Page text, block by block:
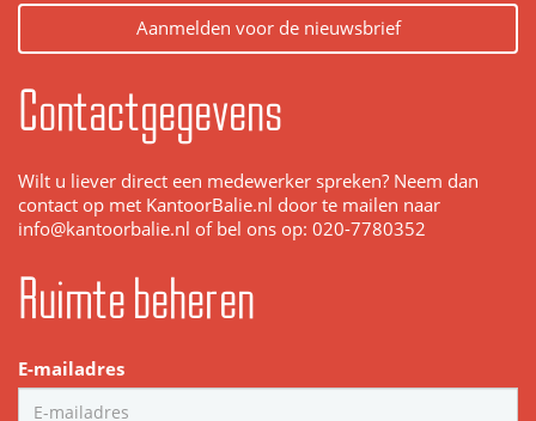
Aanmelden voor de nieuwsbrief
Contactgegevens
Wilt u liever direct een medewerker spreken? Neem dan
contact op met KantoorBalie.nl door te mailen naar
info@kantoorbalie.nl of bel ons op: 020-7780352
Ruimte beheren
E-mailadres